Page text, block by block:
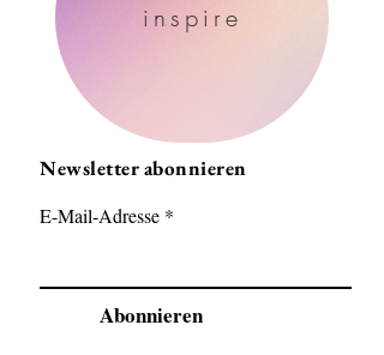
inspire
Newsletter abonnieren
E-Mail-Adresse
Abonnieren